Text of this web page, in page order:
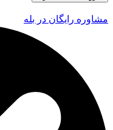
مشاوره رایگان در بله